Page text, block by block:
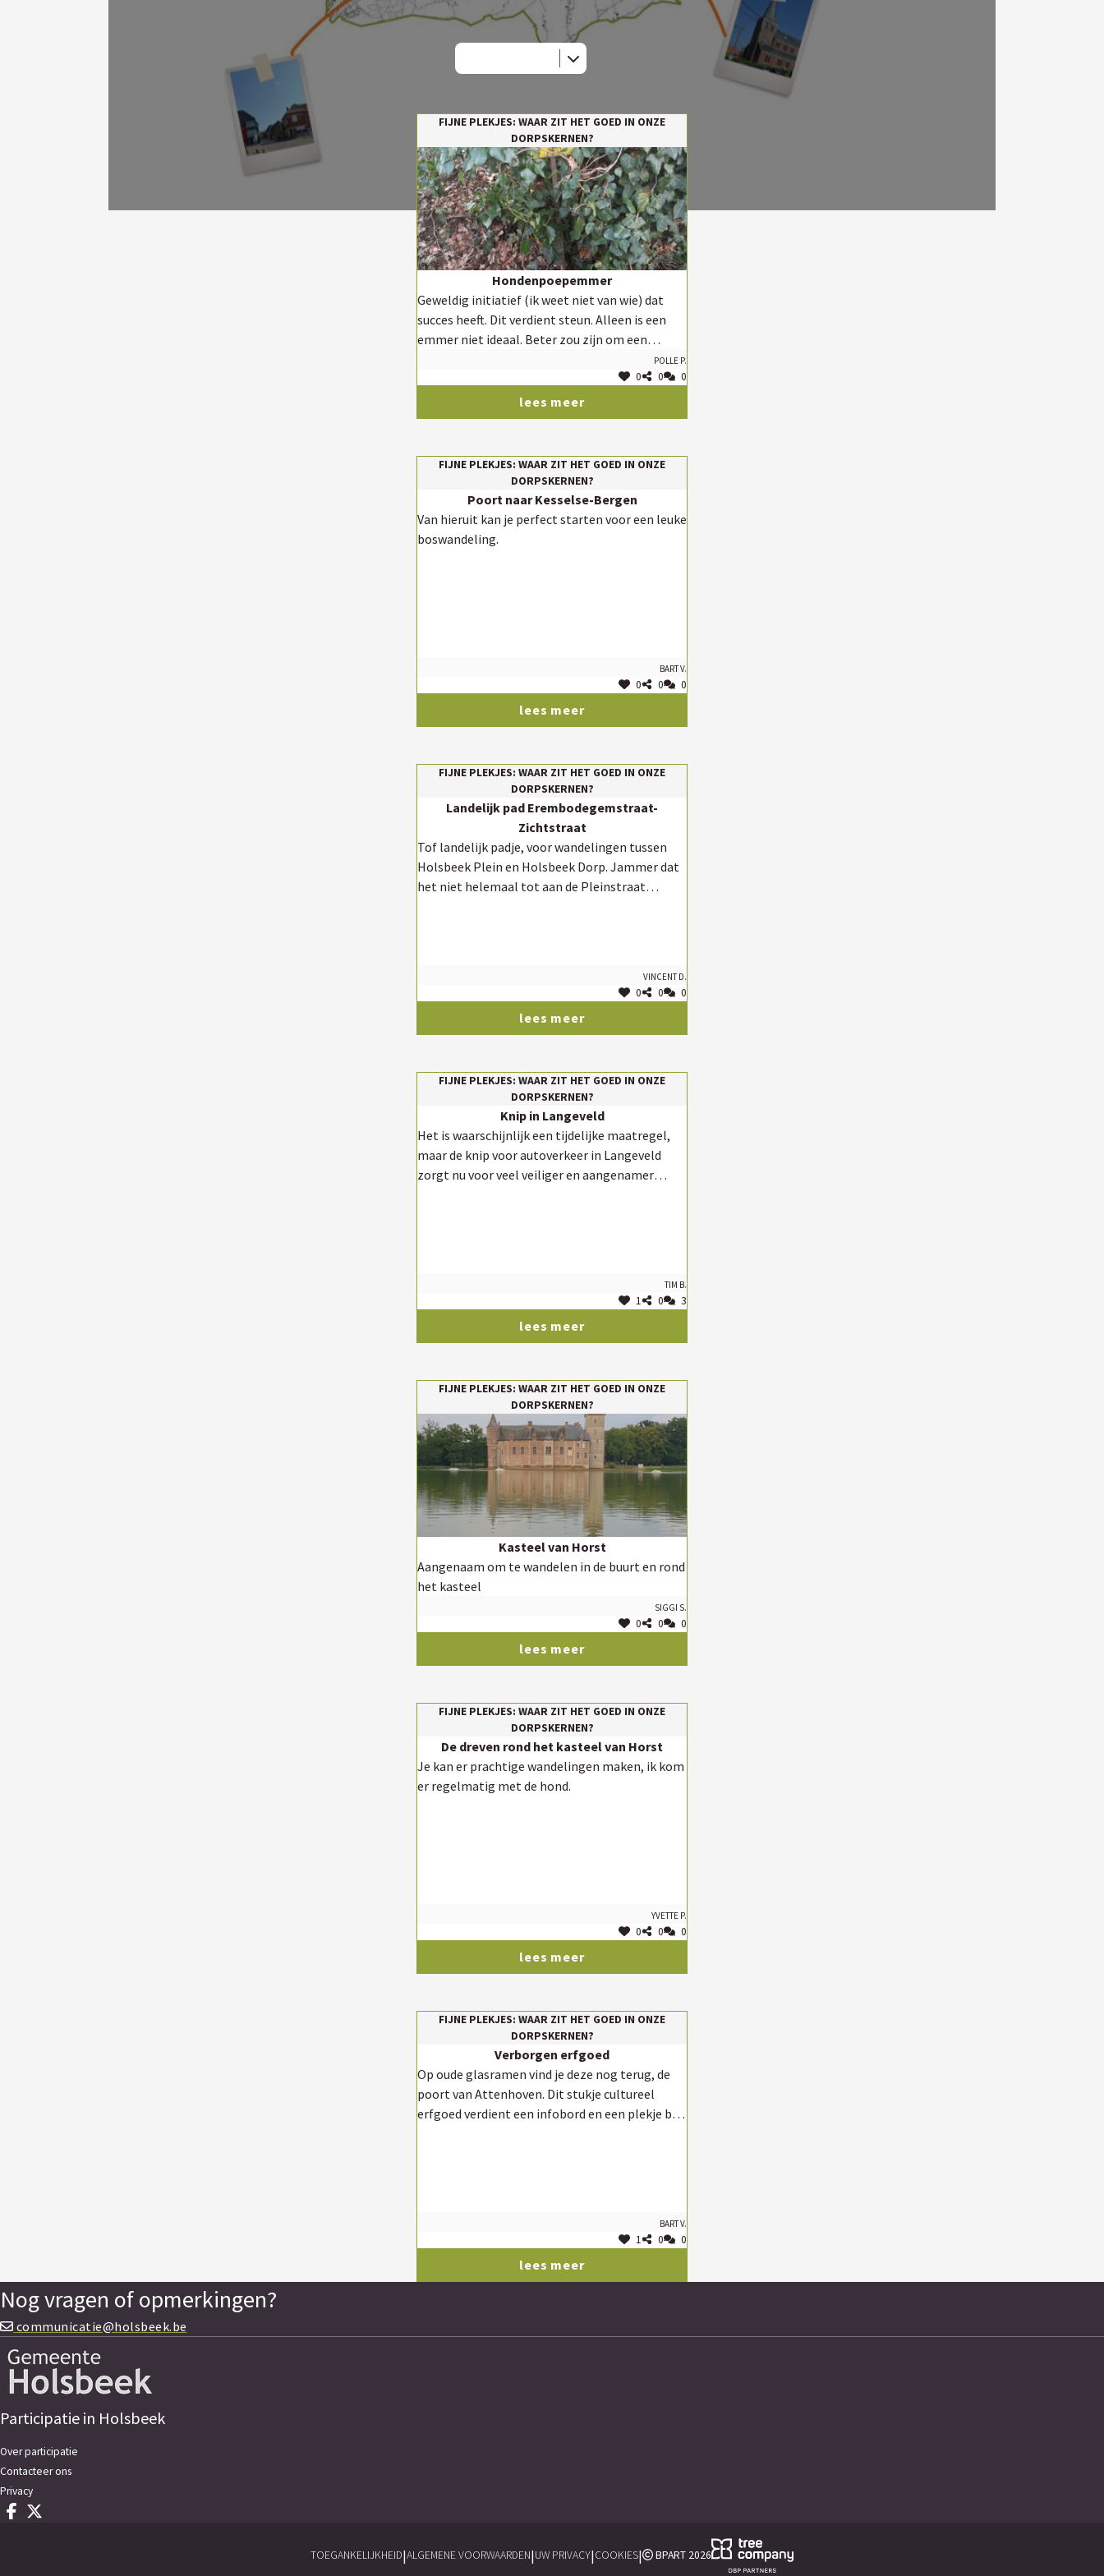
FIJNE PLEKJES: WAAR ZIT HET GOED IN ONZE
DORPSKERNEN?
Hondenpoepemmer
Geweldig initiatief (ik weet niet van wie) dat
succes heeft. Dit verdient steun. Alleen is een
emmer niet ideaal. Beter zou zijn om een
Polle P.
0 0 0
lees meer
FIJNE PLEKJES: WAAR ZIT HET GOED IN ONZE
DORPSKERNEN?
Poort naar Kesselse-Bergen
Van hieruit kan je perfect starten voor een leuke
boswandeling.
Bart V.
0 0 0
lees meer
FIJNE PLEKJES: WAAR ZIT HET GOED IN ONZE
DORPSKERNEN?
Landelijk pad Erembodegemstraat-
Zichtstraat
Tof landelijk padje, voor wandelingen tussen
Holsbeek Plein en Holsbeek Dorp. Jammer dat
het niet helemaal tot aan de Pleinstraat
Vincent D.
0 0 0
lees meer
FIJNE PLEKJES: WAAR ZIT HET GOED IN ONZE
DORPSKERNEN?
Knip in Langeveld
Het is waarschijnlijk een tijdelijke maatregel,
maar de knip voor autoverkeer in Langeveld
zorgt nu voor veel veiliger en aangenamer
Tim B.
1 0 3
lees meer
FIJNE PLEKJES: WAAR ZIT HET GOED IN ONZE
DORPSKERNEN?
Kasteel van Horst
Aangenaam om te wandelen in de buurt en rond
het kasteel
Siggi S.
0 0 0
lees meer
FIJNE PLEKJES: WAAR ZIT HET GOED IN ONZE
DORPSKERNEN?
De dreven rond het kasteel van Horst
Je kan er prachtige wandelingen maken, ik kom
er regelmatig met de hond.
Yvette P.
0 0 0
lees meer
FIJNE PLEKJES: WAAR ZIT HET GOED IN ONZE
DORPSKERNEN?
Verborgen erfgoed
Op oude glasramen vind je deze nog terug, de
poort van Attenhoven. Dit stukje cultureel
erfgoed verdient een infobord en een plekje bij
Bart V.
1 0 0
lees meer
Nog vragen of opmerkingen?
communicatie@holsbeek.be
Participatie in Holsbeek
Over participatie
Contacteer ons
Privacy
Deel op facebook
Deel op X
TOEGANKELIJKHEID|ALGEMENE VOORWAARDEN|UW PRIVACY|COOKIES| BPART 2026